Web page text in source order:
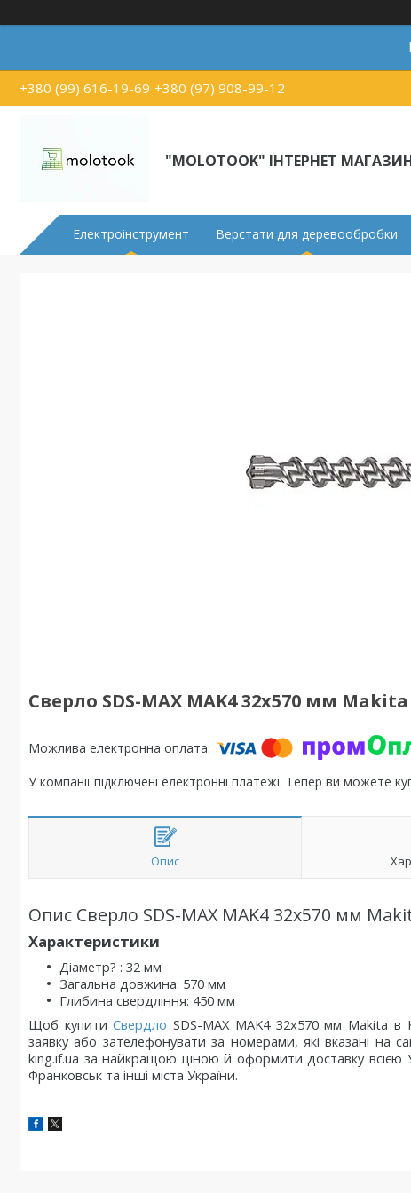
+380 (99) 616-19-69 +380 (97) 908-99-12
"MOLOTOOK" ІНТЕРНЕТ
Електроінструмент Верстати для деревообробки
Сверло SDS-MAX MAK4 32x570 мм Makita
У компанії підключені електронні платежі. Тепер ви можете
Опис
Опис Сверло SDS-MAX MAK4 32x570 мм
Характеристики
Діаметр? : 32 мм
Загальна довжина: 570 мм
Глибина свердління: 450 мм
Щоб купитиСвердло SDS-MAX MAK4 32x570 мм Makita в
заявку або зателефонувати за номерами, які вказані на
king.if.ua за найкращою ціною й оформити доставку всією
Франковськ та інші міста України.